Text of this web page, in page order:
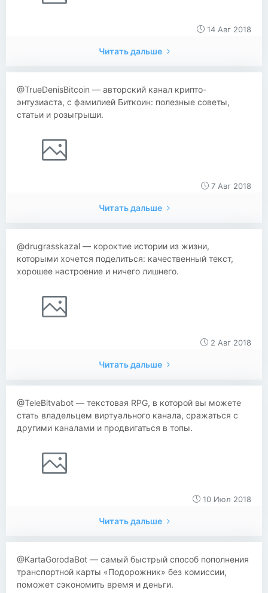
14 Авг 2018
Читать дальше
@TrueDenisBitcoin — авторский канал крипто-
энтузиаста, с фамилией Биткоин: полезные советы,
статьи и розыгрыши.
7 Авг 2018
Читать дальше
@drugrasskazal — короктие истории из жизни,
которыми хочется поделиться: качественный текст,
хорошее настроение и ничего лишнего.
2 Авг 2018
Читать дальше
@TeleBitvabot — текстовая RPG, в которой вы можете
стать владельцем виртуального канала, сражаться с
другими каналами и продвигаться в топы.
10 Июл 2018
Читать дальше
@KartaGorodaBot — самый быстрый способ пополнения
транспортной карты «Подорожник» без комиссии,
поможет сэкономить время и деньги.